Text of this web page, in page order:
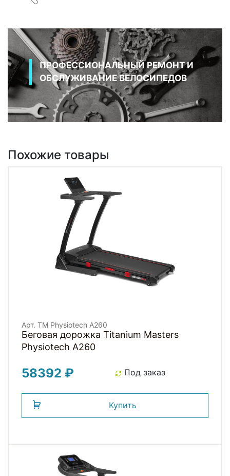
ПРОФЕССИОНАЛЬНЫЙ РЕМОНТ И
ОБСЛУЖИВАНИЕ ВЕЛОСИПЕДОВ
Похожие товары
Арт. TM Physiotech A260
Беговая дорожка Titanium Masters
Physiotech A260
58392 ₽ Под заказ
Купить